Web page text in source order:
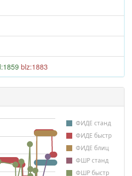
blz:1883
ФИДЕ станд
ФИДЕ быстр
ФИДЕ блиц
ФШР станд
ФШР быстр